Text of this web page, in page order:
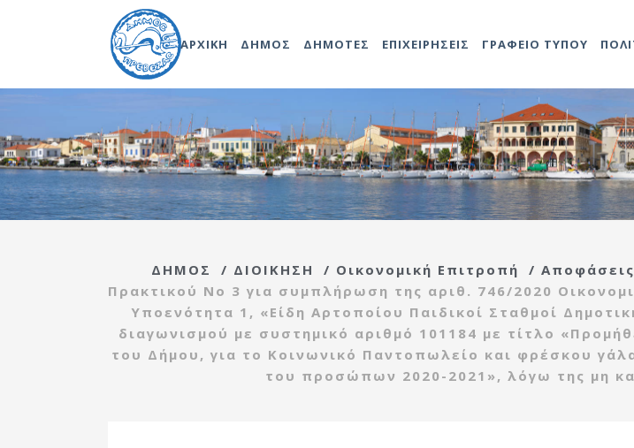
ΑΡΧΙΚΗ ΔΗΜΟΣ
Δήμαρχος
Δημοτικό
Συμβούλιο
Οικονομική
Επιτροπή
Επιτροπή
Ποιότητας Ζωής
Εκτελεστική
Αντιδήμαρχοι
Γενικός
Γραμματέας
Σύμβουλοι
Οργανόγραμμα
Video
ΔΗΜΟΤΕΣ
Επιτροπή
Διαβούλευσης
Σχολική Επιτροπή
Σχολική Επιτροπή
Δευτεροβάθμιας
Εκπαίδευσης
Προκηρύξεις
Προσλήψεων
Ανακοινώσεις
Αναρτήσεις
Διάφορες
ΕΠΙΧΕΙΡΗΣΕΙΣ
Δημοτικό Λιμενικό Ταμείο
Δημοτική Ραδιοφωνία
Επιχείρηση Πρέβεζας
Κέντρο Ημερήσιας Φροντίδας
Ηλικιωμένων (Κ.Η.Φ.Η.) Πρέβεζας
Δημοτική Επιχείρηση Ύδρευσης
Άδειες καταστημάτων
Προκηρύξεις –
ΓΡΑΦΕΙΟ ΤΥΠΟΥ
Δωδεκάδα
Δίκτυο Πάφου
Αναρτήσεις
ΔΗΜΟΣ / ΔΙΟΙΚΗΣΗ / Οικονομική Επιτροπή /
Πρακτικού Νο 3 για συμπλήρωση της αριθ. 746/2020
Υποενότητα 1, «Είδη Αρτοποίου Παιδικοί Σταθμοί
διαγωνισμού με συστημικό αριθμό 101184 με τίτλο
του Δήμου, για το Κοινωνικό Παντοπωλείο και φρέσκου
του προσώπων 2020-2021», λόγω της μη